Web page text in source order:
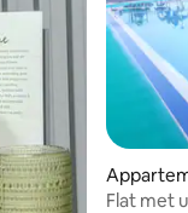
Flat met